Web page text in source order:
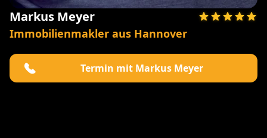
Markus Meyer
Immobilienmakler aus Hannover
Termin mit Markus Meyer